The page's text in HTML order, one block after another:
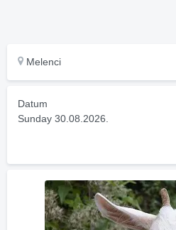
Melenci
Datum
Sunday 30.08.2026.